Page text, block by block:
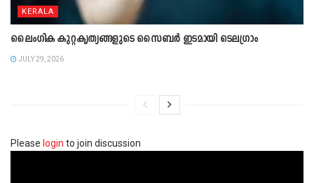
KERALA
ലൈംഗിക കുറ്റകൃത്യങ്ങളുടെ സൈബർ ഇടമായി ടെലഗ്രാം
JULY 29, 2026
Please login to join discussion